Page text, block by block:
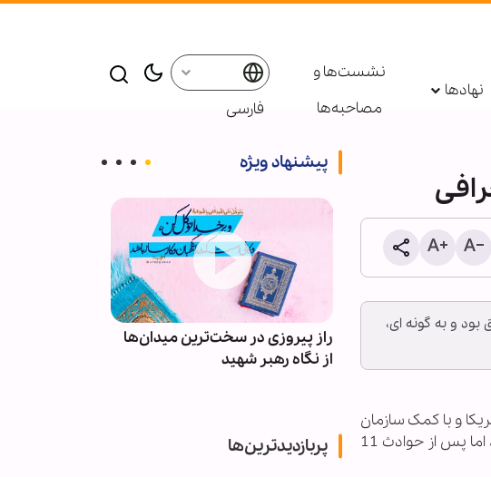
نهادها
نشست‌ها و
مصاحبه‌ها
فارسی
و به گونه ای،
و با کمک سازمان
اطلاعات عربستان تاسیس شد، پس از خروج نیروهای شوروی از این کشور با گروه طالبان همپیمان شد، اما پس از حوادث 11
پیشنهاد ویژه
ترامپ: این
شکست خورده
راز پیروزی در سخت‌ترین میدان‌ها
از نگاه رهبر شهید
پربازدیدترین‌ها